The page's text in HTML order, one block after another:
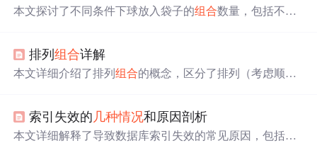
理。此外，还讨论了几种典型问题如0-1背包问题、平行机
本文探讨了不同条件下球放入袋子的组合数量，包括不同
排列组合详解
本文详细介绍了排列组合的概念，区分了排列（考虑顺
况 。举例说明了如何计算各种情况下的排列
供了解决这类问题的公式。
索引失效的 几种情况和原因剖析
本文详细解释了导致数据库索引失效的常见原因，包括使